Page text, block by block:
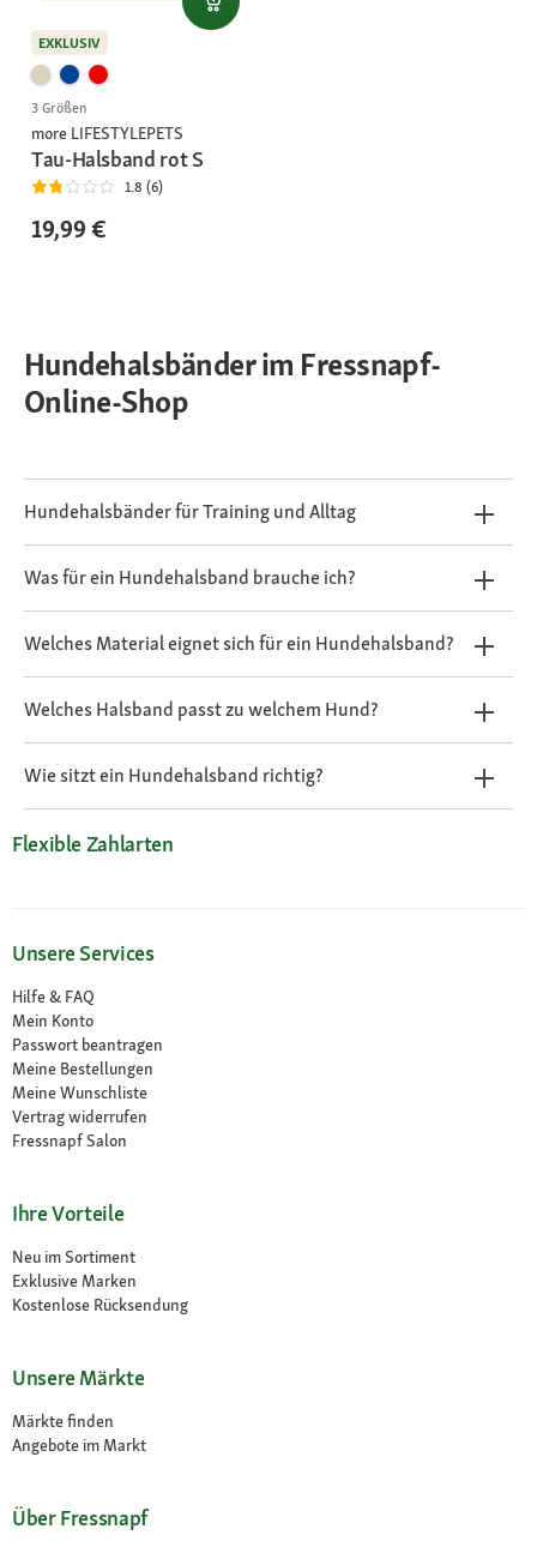
EXKLUSIV
3 Größen
more LIFESTYLEPETS
Tau-Halsband rot S
1.8 (6)
19,99 €
Hundehalsbänder im Fressnapf-
Online-Shop
Hundehalsbänder für Training und Alltag
Was für ein Hundehalsband brauche ich?
Welches Material eignet sich für ein Hundehalsband?
Welches Halsband passt zu welchem Hund?
Wie sitzt ein Hundehalsband richtig?
Flexible Zahlarten
Unsere Services
Hilfe & FAQ
Mein Konto
Passwort beantragen
Meine Bestellungen
Meine Wunschliste
Vertrag widerrufen
Fressnapf Salon
Ihre Vorteile
Neu im Sortiment
Exklusive Marken
Kostenlose Rücksendung
Unsere Märkte
Märkte finden
Angebote im Markt
Über Fressnapf